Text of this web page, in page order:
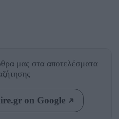
μας στα αποτελέσματα
on Google